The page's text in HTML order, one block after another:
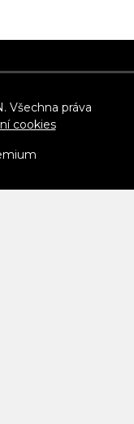
. Všechna práva
cookies